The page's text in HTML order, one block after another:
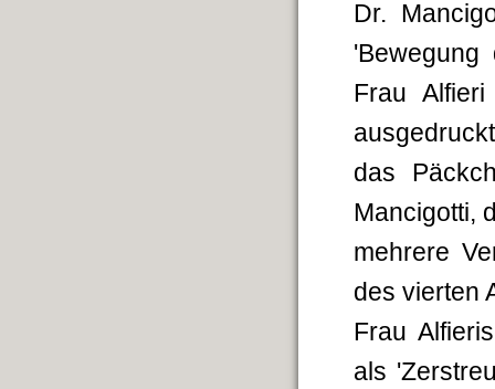
Dr.
'Bewegung
Frau
das
Mancigotti,
mehrere
des vierten
Frau
als